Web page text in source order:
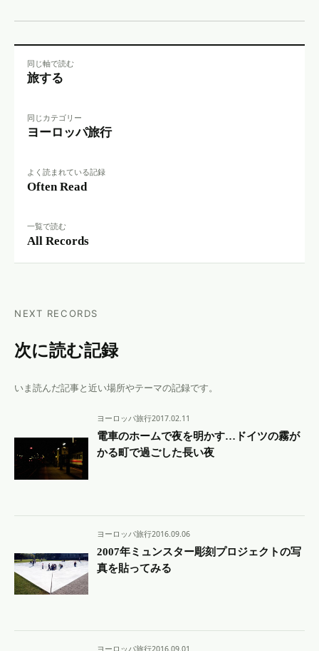
同じ軸で読む
旅する
同じカテゴリー
ヨーロッパ旅行
よく読まれている記録
Often Read
一覧で読む
All Records
NEXT RECORDS
次に読む記録
いま読んだ記事と近い場所やテーマの記録です。
ヨーロッパ旅行2017.02.11
電車のホームで夜を明かす…ドイツの霧が
かる町で過ごした長い夜
ヨーロッパ旅行2016.09.06
2007年ミュンスター彫刻プロジェクトの写
真を貼ってみる